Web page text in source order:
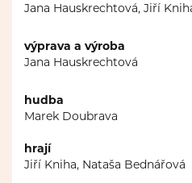
Jana Hauskrechtová, Jiří
výprava a výroba
Jana Hauskrechtová
hudba
Marek Doubrava
hrají
Jiří Kniha, Nataša Bednářová